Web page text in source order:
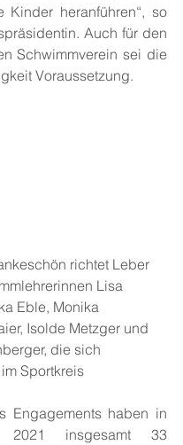
Kinder heranführen“, so
Auch für den
Schwimmverein sei die
Voraussetzung.
richtet Leber
Lisa
Eble, Monika
Isolde Metzger und
die sich
Sportkreis
Engagements haben in
insgesamt 33